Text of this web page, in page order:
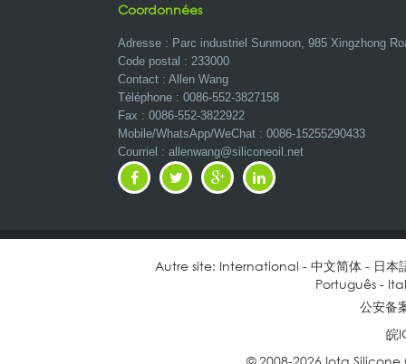
Coordonnées
Adresse : Parc industriel Sunmoon, 985 Xingzhong
Code postal : 233000
Contact : Allen Wang
Téléphone : 0086-552-3827158
Fax : 0086-552-3822922
Mobile/WhatsApp/WeChat : 0086-15255290433
Courriel : allenwang@siliconeoil.net
Autre site: International - 中文简体- 日本
Português -
公安备
皖